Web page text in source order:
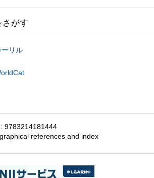
さがす
ーリル
9783214181444
references and index